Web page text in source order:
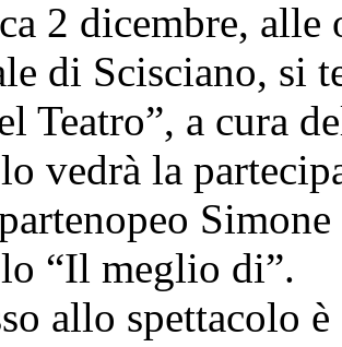
2 dicembre, alle
di Scisciano, si
Teatro”, a cura
vedrà la
“Il meglio di”.
allo spettacolo